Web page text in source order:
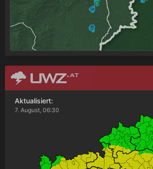
Aktualisiert:
7. August, 06:30